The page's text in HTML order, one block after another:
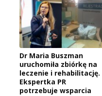
Dr Maria Buszman
uruchomiła zbiórkę na
leczenie i rehabilitację.
Ekspertka PR
potrzebuje wsparcia